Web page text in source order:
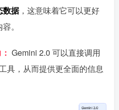
数据，这意味着它可以更好
。
Gemini 2.0 可以直接调用
具，从而提供更全面的信息